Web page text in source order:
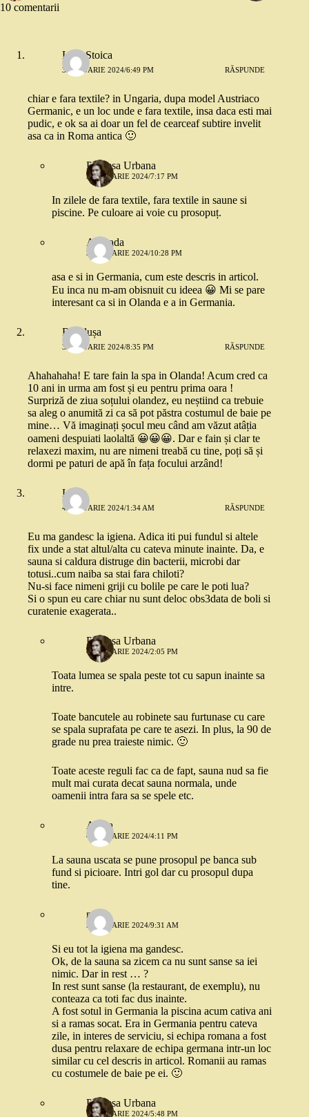
10 comentarii
Lore Stoica
3 IANUARIE 2024/6:49 PM RĂSPUNDE
chiar e fara textile? in Ungaria, dupa model Austriaco
Germanic, e un loc unde e fara textile, insa daca esti mai
pudic, e ok sa ai doar un fel de cearceaf subtire invelit
asa ca in Roma antica 🙂
Printesa Urbana
3 IANUARIE 2024/7:17 PM
In zilele de fara textile, fara textile in saune si
piscine. Pe culoare ai voie cu prosopuț.
Andrada
3 IANUARIE 2024/10:28 PM
asa e si in Germania, cum este descris in articol.
Eu inca nu m-am obisnuit cu ideea 😀 Mi se pare
interesant ca si in Olanda e a in Germania.
Brîndușa
3 IANUARIE 2024/8:35 PM RĂSPUNDE
Ahahahaha! E tare fain la spa in Olanda! Acum cred ca
10 ani in urma am fost și eu pentru prima oara !
Surpriză de ziua soțului olandez, eu neștiind ca trebuie
sa aleg o anumită zi ca să pot păstra costumul de baie pe
mine… Vă imaginați șocul meu când am văzut atâția
oameni despuiati laolaltă 😀😀😀. Dar e fain și clar te
relaxezi maxim, nu are nimeni treabă cu tine, poți să și
dormi pe paturi de apă în fața focului arzând!
Lucia
4 IANUARIE 2024/1:34 AM RĂSPUNDE
Eu ma gandesc la igiena. Adica iti pui fundul si altele
fix unde a stat altul/alta cu cateva minute inainte. Da, e
sauna si caldura distruge din bacterii, microbi dar
totusi..cum naiba sa stai fara chiloti?
Nu-si face nimeni griji cu bolile pe care le poti lua?
Si o spun eu care chiar nu sunt deloc obs3data de boli si
curatenie exagerata..
Printesa Urbana
4 IANUARIE 2024/2:05 PM
Toata lumea se spala peste tot cu sapun inainte sa
intre.
Toate bancutele au robinete sau furtunase cu care
se spala suprafata pe care te asezi. In plus, la 90 de
grade nu prea traieste nimic. 🙂
Toate aceste reguli fac ca de fapt, sauna nud sa fie
mult mai curata decat sauna normala, unde
oamenii intra fara sa se spele etc.
Adina
4 IANUARIE 2024/4:11 PM
La sauna uscata se pune prosopul pe banca sub
fund si picioare. Intri gol dar cu prosopul dupa
tine.
mari
5 IANUARIE 2024/9:31 AM
Si eu tot la igiena ma gandesc.
Ok, de la sauna sa zicem ca nu sunt sanse sa iei
nimic. Dar in rest … ?
In rest sunt sanse (la restaurant, de exemplu), nu
conteaza ca toti fac dus inainte.
A fost sotul in Germania la piscina acum cativa ani
si a ramas socat. Era in Germania pentru cateva
zile, in interes de serviciu, si echipa romana a fost
dusa pentru relaxare de echipa germana intr-un loc
similar cu cel descris in articol. Romanii au ramas
cu costumele de baie pe ei. 🙂
Printesa Urbana
7 IANUARIE 2024/5:48 PM